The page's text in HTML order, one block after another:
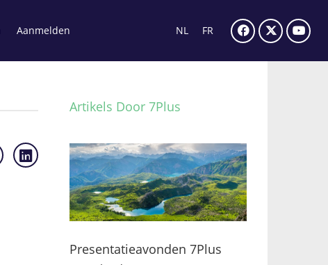
Aanmelden NL FR
Artikels Door 7Plus
Presentatieavonden 7Plus